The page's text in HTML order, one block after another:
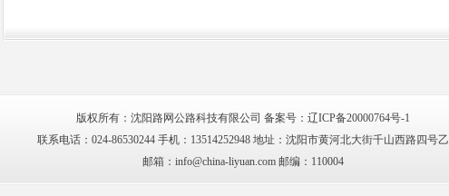
版权所有：沈阳路网公路科技有限公司 备案号： 辽ICP备20000764号-1
联系电话：024-86530244 手机：13514252948 地址：沈阳市黄河北大街千山西路四号乙
邮箱：info@china-liyuan.com 邮编：110004